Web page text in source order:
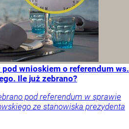
wnioskiem o referendum ws.
Ile już zebrano?
pod referendum w sprawie
ze stanowiska prezydenta